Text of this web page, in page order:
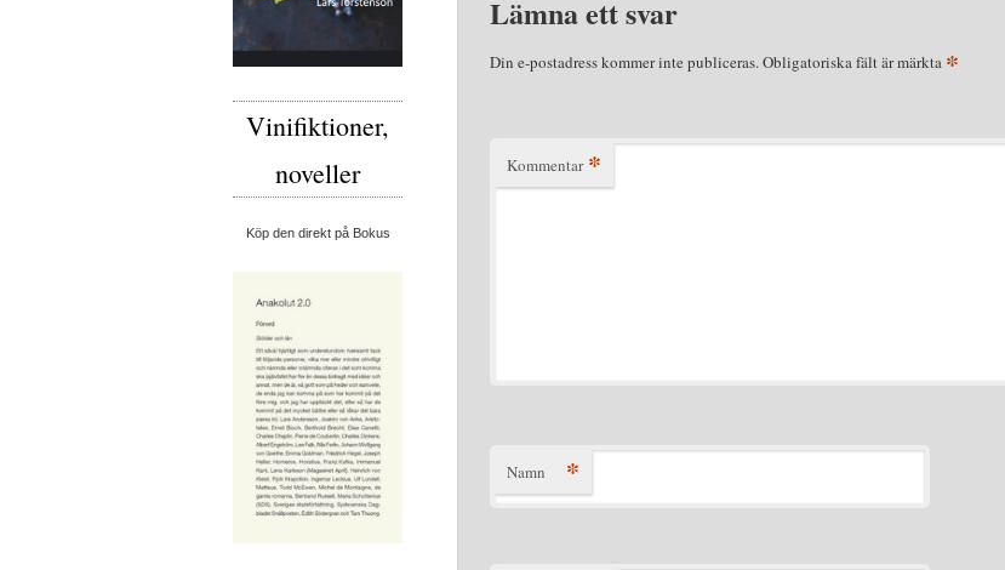
Lämna ett svar
Din e-postadress kommer inte publiceras.Obligatoriska fält är märkta *
Kommentar *
Namn *
Vinifiktioner,
noveller
Köp den direkt på Bokus